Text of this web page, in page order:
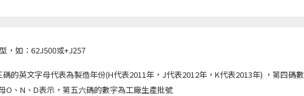
，如：62J500或+J257
的英文字母代表為製造年份(H代表2011年，J代表2012年，K代表2013年) ，第四碼數
O、N、D表示，第五六碼的數字為工廠生產批號